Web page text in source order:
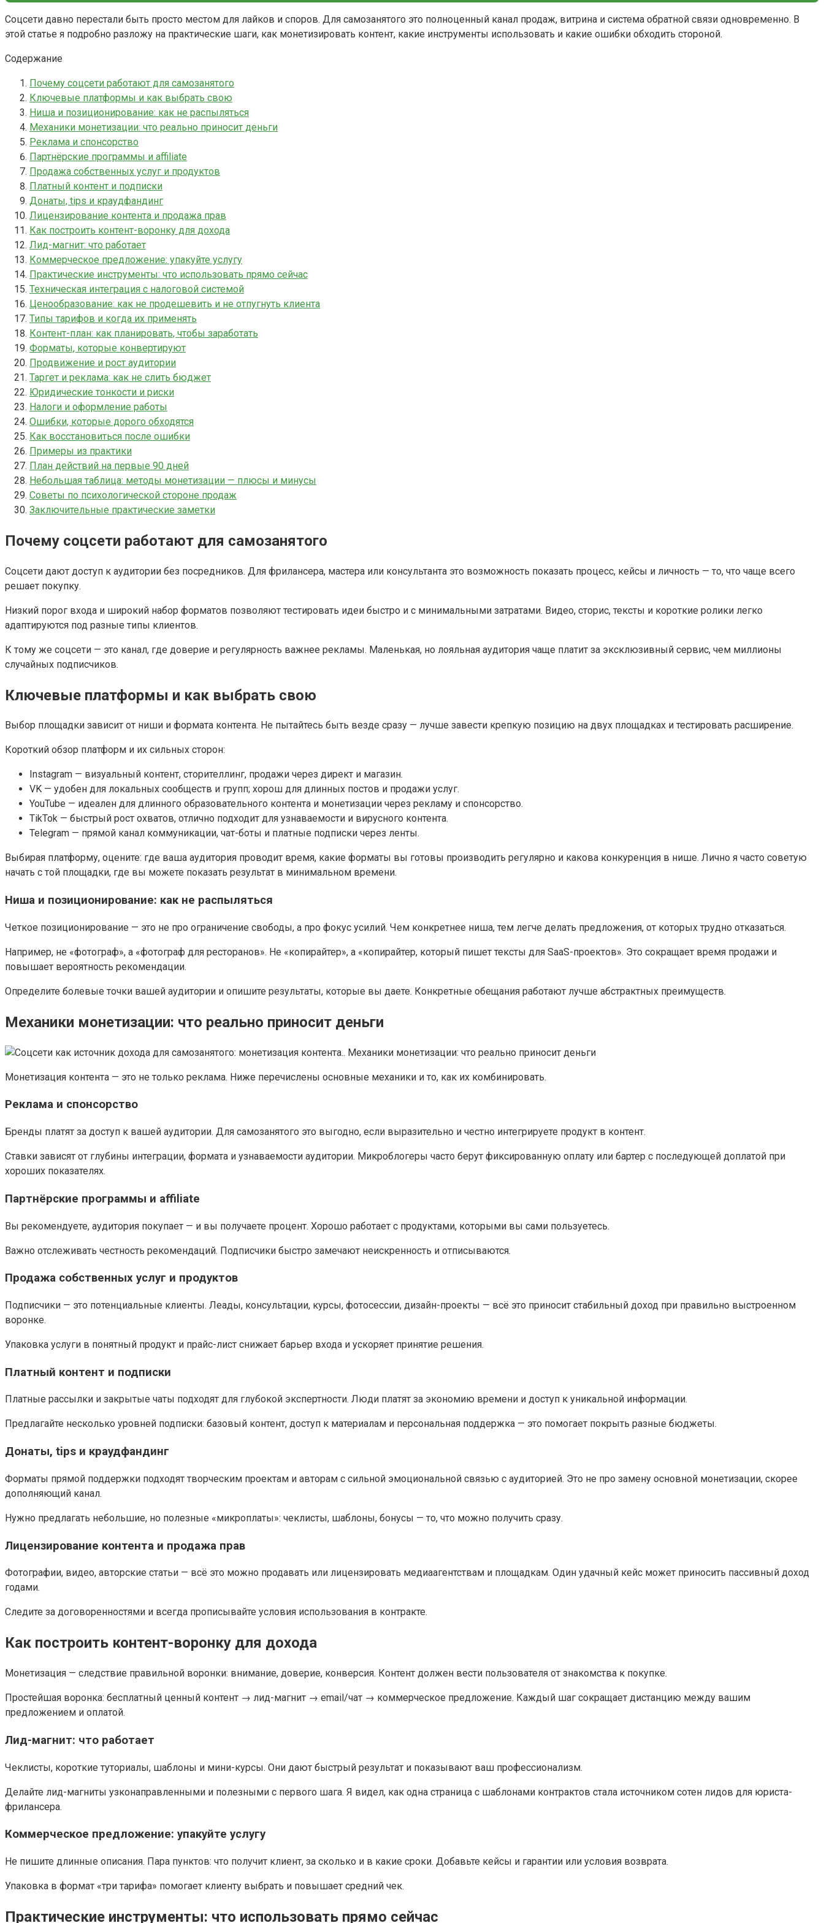
Соцсети давно перестали быть просто местом для лайков и споров. Для самозанятого это полноценный канал продаж, витрина и система обратной связи одновременно. В
этой статье я подробно разложу на практические шаги, как монетизировать контент, какие инструменты использовать и какие ошибки обходить стороной.
Содержание
Почему соцсети работают для самозанятого
Ключевые платформы и как выбрать свою
Ниша и позиционирование: как не распыляться
Механики монетизации: что реально приносит деньги
Реклама и спонсорство
Партнёрские программы и affiliate
Продажа собственных услуг и продуктов
Платный контент и подписки
Донаты, tips и краудфандинг
Лицензирование контента и продажа прав
Как построить контент-воронку для дохода
Лид-магнит: что работает
Коммерческое предложение: упакуйте услугу
Практические инструменты: что использовать прямо сейчас
Техническая интеграция с налоговой системой
Ценообразование: как не продешевить и не отпугнуть клиента
Типы тарифов и когда их применять
Контент-план: как планировать, чтобы заработать
Форматы, которые конвертируют
Продвижение и рост аудитории
Таргет и реклама: как не слить бюджет
Юридические тонкости и риски
Налоги и оформление работы
Ошибки, которые дорого обходятся
Как восстановиться после ошибки
Примеры из практики
План действий на первые 90 дней
Небольшая таблица: методы монетизации — плюсы и минусы
Советы по психологической стороне продаж
Заключительные практические заметки
Почему соцсети работают для самозанятого
Соцсети дают доступ к аудитории без посредников. Для фрилансера, мастера или консультанта это возможность показать процесс, кейсы и личность — то, что чаще всего
решает покупку.
Низкий порог входа и широкий набор форматов позволяют тестировать идеи быстро и с минимальными затратами. Видео, сторис, тексты и короткие ролики легко
адаптируются под разные типы клиентов.
К тому же соцсети — это канал, где доверие и регулярность важнее рекламы. Маленькая, но лояльная аудитория чаще платит за эксклюзивный сервис, чем миллионы
случайных подписчиков.
Ключевые платформы и как выбрать свою
Выбор площадки зависит от ниши и формата контента. Не пытайтесь быть везде сразу — лучше завести крепкую позицию на двух площадках и тестировать расширение.
Короткий обзор платформ и их сильных сторон:
Instagram — визуальный контент, сторителлинг, продажи через директ и магазин.
VK — удобен для локальных сообществ и групп; хорош для длинных постов и продажи услуг.
YouTube — идеален для длинного образовательного контента и монетизации через рекламу и спонсорство.
TikTok — быстрый рост охватов, отлично подходит для узнаваемости и вирусного контента.
Telegram — прямой канал коммуникации, чат-боты и платные подписки через ленты.
Выбирая платформу, оцените: где ваша аудитория проводит время, какие форматы вы готовы производить регулярно и какова конкуренция в нише. Лично я часто советую
начать с той площадки, где вы можете показать результат в минимальном времени.
Ниша и позиционирование: как не распыляться
Четкое позиционирование — это не про ограничение свободы, а про фокус усилий. Чем конкретнее ниша, тем легче делать предложения, от которых трудно отказаться.
Например, не «фотограф», а «фотограф для ресторанов». Не «копирайтер», а «копирайтер, который пишет тексты для SaaS-проектов». Это сокращает время продажи и
повышает вероятность рекомендации.
Определите болевые точки вашей аудитории и опишите результаты, которые вы даете. Конкретные обещания работают лучше абстрактных преимуществ.
Механики монетизации: что реально приносит деньги
Монетизация контента — это не только реклама. Ниже перечислены основные механики и то, как их комбинировать.
Реклама и спонсорство
Бренды платят за доступ к вашей аудитории. Для самозанятого это выгодно, если выразительно и честно интегрируете продукт в контент.
Ставки зависят от глубины интеграции, формата и узнаваемости аудитории. Микроблогеры часто берут фиксированную оплату или бартер с последующей доплатой при
хороших показателях.
Партнёрские программы и affiliate
Вы рекомендуете, аудитория покупает — и вы получаете процент. Хорошо работает с продуктами, которыми вы сами пользуетесь.
Важно отслеживать честность рекомендаций. Подписчики быстро замечают неискренность и отписываются.
Продажа собственных услуг и продуктов
Подписчики — это потенциальные клиенты. Леады, консультации, курсы, фотосессии, дизайн-проекты — всё это приносит стабильный доход при правильно выстроенном
воронке.
Упаковка услуги в понятный продукт и прайс-лист снижает барьер входа и ускоряет принятие решения.
Платный контент и подписки
Платные рассылки и закрытые чаты подходят для глубокой экспертности. Люди платят за экономию времени и доступ к уникальной информации.
Предлагайте несколько уровней подписки: базовый контент, доступ к материалам и персональная поддержка — это помогает покрыть разные бюджеты.
Донаты, tips и краудфандинг
Форматы прямой поддержки подходят творческим проектам и авторам с сильной эмоциональной связью с аудиторией. Это не про замену основной монетизации, скорее
дополняющий канал.
Нужно предлагать небольшие, но полезные «микроплаты»: чеклисты, шаблоны, бонусы — то, что можно получить сразу.
Лицензирование контента и продажа прав
Фотографии, видео, авторские статьи — всё это можно продавать или лицензировать медиаагентствам и площадкам. Один удачный кейс может приносить пассивный доход
годами.
Следите за договоренностями и всегда прописывайте условия использования в контракте.
Как построить контент-воронку для дохода
Монетизация — следствие правильной воронки: внимание, доверие, конверсия. Контент должен вести пользователя от знакомства к покупке.
Простейшая воронка: бесплатный ценный контент → лид-магнит → email/чат → коммерческое предложение. Каждый шаг сокращает дистанцию между вашим
предложением и оплатой.
Лид-магнит: что работает
Чеклисты, короткие туториалы, шаблоны и мини-курсы. Они дают быстрый результат и показывают ваш профессионализм.
Делайте лид-магниты узконаправленными и полезными с первого шага. Я видел, как одна страница с шаблонами контрактов стала источником сотен лидов для юриста-
фрилансера.
Коммерческое предложение: упакуйте услугу
Не пишите длинные описания. Пара пунктов: что получит клиент, за сколько и в какие сроки. Добавьте кейсы и гарантии или условия возврата.
Упаковка в формат «три тарифа» помогает клиенту выбрать и повышает средний чек.
Практические инструменты: что использовать прямо сейчас